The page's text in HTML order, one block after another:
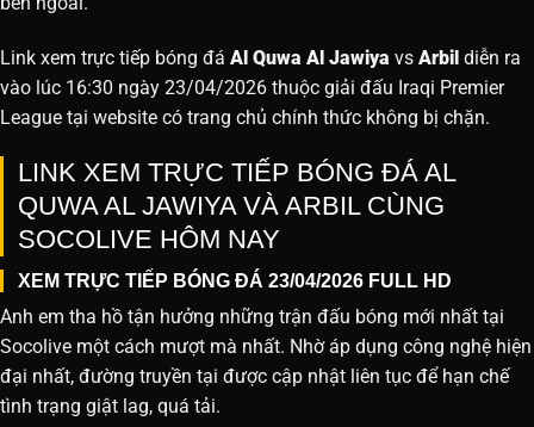
Link xem trực tiếp bóng đá Al Quwa Al Jawiya vs Arbil diễn ra
vào lúc 16:30 ngày 23/04/2026 thuộc giải đấu Iraqi Premier
League tại website có trang chủ chính thức không bị chặn.
LINK XEM TRỰC TIẾP BÓNG ĐÁ AL
QUWA AL JAWIYA VÀ ARBIL CÙNG
SOCOLIVE HÔM NAY
XEM TRỰC TIẾP BÓNG ĐÁ 23/04/2026 FULL HD
Anh em tha hồ tận hưởng những trận đấu bóng mới nhất tại
Socolive một cách mượt mà nhất. Nhờ áp dụng công nghệ hiện
đại nhất, đường truyền tại được cập nhật liên tục để hạn chế
tình trạng giật lag, quá tải.